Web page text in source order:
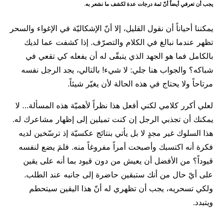
يجب أن تعرفي أيضاً أنّ ثمة درجات عدة لكشف ما نشعر به.
يمكننا أحياناً أن نقول القليل، إلا أنّ الإشكاليّة في الإغواء والسحر
تظهر عندما نبالغ في الكلام والتصرّف. إذا كشفت عما لديك
بالكامل فما هو الجهد الذي يتبقّى له أن يفعله كي تقعي في
شباكه؟ والجواب هنا جلي: لا شيء! بالتالي، يجد الرجل نفسه
مرتاحاً ولا يحتاج في هذه الحالة لأن يغيّر شيئاً.
لعلي أكرر كلامي لكني أفعل هذا نظراً لأهميّة هذه المسألة… لا
يمكنك أن تجذبي الرجل إن كنت تميلين إلى إظهار مشاعرك له.
هذا السلوك غير مجدٍ لا بل يأتي بنتائج عكسيّة إذ ترسّخين لديه
فكرة أنه اكتسبك وأصبحت أمراً مفروغاً منه. فلمَ يضع لنفسه
قيوداً؟ من الأفضل أن يعيش من دون قيود بما أنه على يقين
على أيّ حال من أنك ستبقين حاضرة إلى جانبه عند الطلب.
ولكي تسحريه، يجب أن تظهري له أنّ هذا اليقين سيتحطم
ويتبدد.